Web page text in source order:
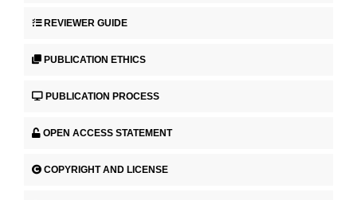
REVIEWER GUIDE
PUBLICATION ETHICS
PUBLICATION PROCESS
OPEN ACCESS STATEMENT
COPYRIGHT AND LICENSE